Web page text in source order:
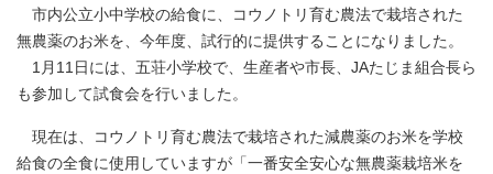
市内公立小中学校の給食に、コウノトリ育む農法で栽培された
無農薬のお米を、今年度、試行的に提供することになりました。
1月11日には、五荘小学校で、生産者や市長、JAたじま組合長ら
も参加して試食会を行いました。
現在は、コウノトリ育む農法で栽培された減農薬のお米を学校
給食の全食に使用していますが「一番安全安心な無農薬栽培米を